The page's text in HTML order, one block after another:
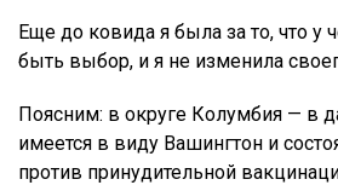
Еще до ковида я была за то, что у
быть выбор, и я не изменила
Поясним: в округе Колумбия — в
имеется в виду Вашингтон и
против принудительной